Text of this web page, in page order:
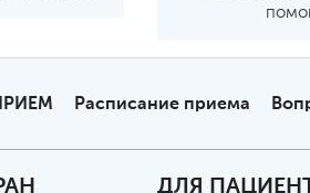
Расписание приема
ДЛЯ